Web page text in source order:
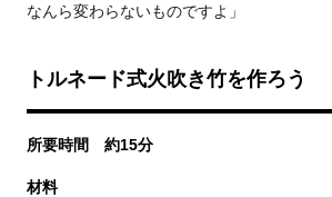
なんら変わらないものですよ」
トルネード式火吹き竹を作ろう
所要時間 約15分
材料